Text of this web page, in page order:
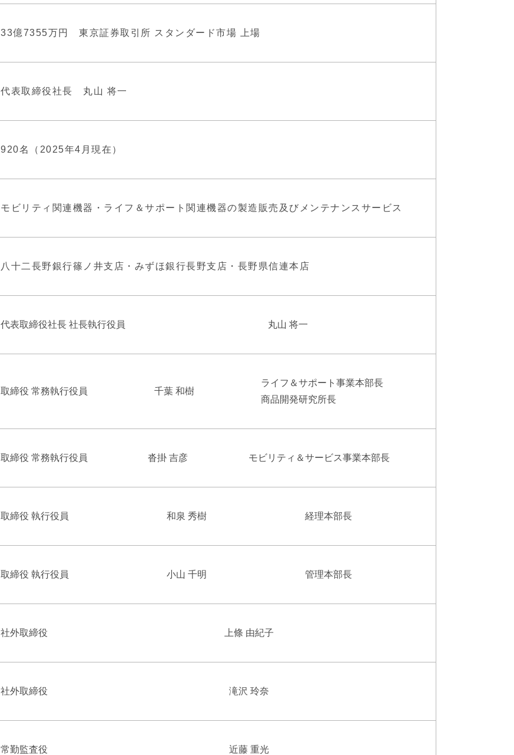
33億7355万円 東京証券取引所 スタンダード市場 上場
代表取締役社長 丸山 将一
920名（2025年4月現在）
モビリティ関連機器・ライフ＆サポート関連機器の製造販売及びメンテナンスサービス
八十二長野銀行篠ノ井支店・みずほ銀行長野支店・長野県信連本店
代表取締役社長 社長執行役員 丸山 将一
取締役 常務執行役員 千葉 和樹
ライフ＆サポート事業本部長
商品開発研究所長
取締役 常務執行役員 沓掛 吉彦 モビリティ＆サービス事業本部長
取締役 執行役員 和泉 秀樹 経理本部長
取締役 執行役員 小山 千明 管理本部長
社外取締役 上條 由紀子
社外取締役 滝沢 玲奈
常勤監査役 近藤 重光